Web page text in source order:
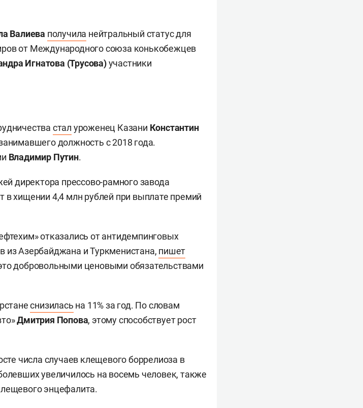
Валиева получила нейтральный статус для
от Международного союза конькобежцев
Игнатова (Трусова)участники
стал уроженец Казани Константин
должность с 2018 года.
Владимир Путин.
директора прессово-рамного завода
в хищении 4,4 млн рублей при выплате премий
отказались от антидемпинговых
из Азербайджана и Туркменистана, пишет
добровольными ценовыми обязательствами
снизилась на 11% за год. По словам
Дмитрия Попова, этому способствует рост
числа случаев клещевого боррелиоза в
увеличилось на восемь человек, также
энцефалита.